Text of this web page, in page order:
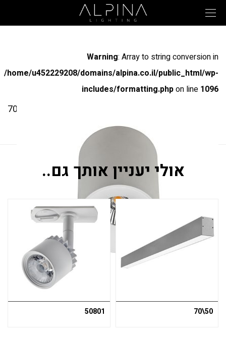
Warning: Array to string conversion in
/home/u452229208/domains/alpina.co.il/public_html/wp-
includes/formatting.phpon line 1096
אולי יעניין אותך גם..
50\70
50801